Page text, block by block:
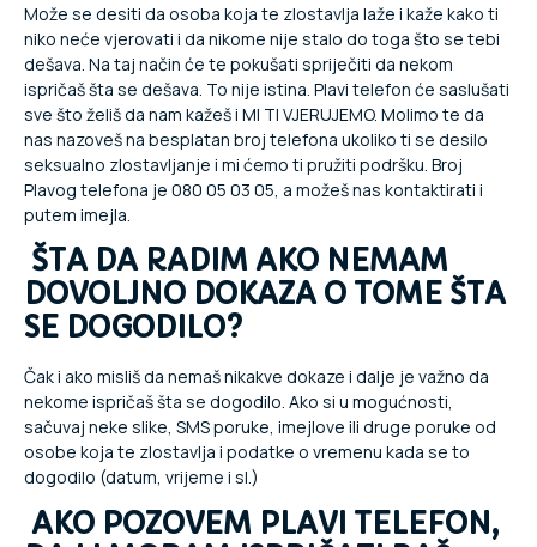
Može se desiti da osoba koja te zlostavlja laže i kaže kako ti
niko neće vjerovati i da nikome nije stalo do toga što se tebi
dešava. Na taj način će te pokušati spriječiti da nekom
ispričaš šta se dešava. To nije istina. Plavi telefon će saslušati
sve što želiš da nam kažeš i MI TI VJERUJEMO. Molimo te da
nas nazoveš na besplatan broj telefona ukoliko ti se desilo
seksualno zlostavljanje i mi ćemo ti pružiti podršku. Broj
Plavog telefona je 080 05 03 05, a možeš nas kontaktirati i
putem imejla.
ŠTA DA RADIM AKO NEMAM
DOVOLJNO DOKAZA O TOME ŠTA
SE DOGODILO?
Čak i ako misliš da nemaš nikakve dokaze i dalje je važno da
nekome ispričaš šta se dogodilo. Ako si u mogućnosti,
sačuvaj neke slike, SMS poruke, imejlove ili druge poruke od
osobe koja te zlostavlja i podatke o vremenu kada se to
dogodilo (datum, vrijeme i sl.)
AKO POZOVEM PLAVI TELEFON,